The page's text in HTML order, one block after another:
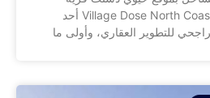
دوس الساحل الشمالي Village Dose North Coast أحد
للتطوير العقاري، وأولى ما